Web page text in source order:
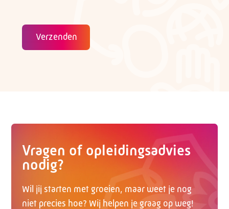
Verzenden
Vragen of opleidingsadvies
nodig?
Wil jij starten met groeien, maar weet je nog
niet precies hoe? Wij helpen je graag op weg!